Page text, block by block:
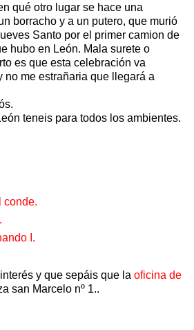
qué otro lugar se hace una
borracho y a un putero, que murió
Santo por el primer camion de
hubo en León. Mala surete o
es que esta celebración va
no me estrañaria que llegará a
teneis para todos los ambientes.
conde.
I.
y que sepáis que la oficina de
san Marcelo nº 1..